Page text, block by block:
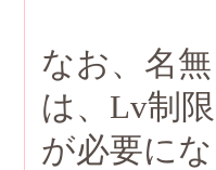
なお、名
は、Lv制
が必要に